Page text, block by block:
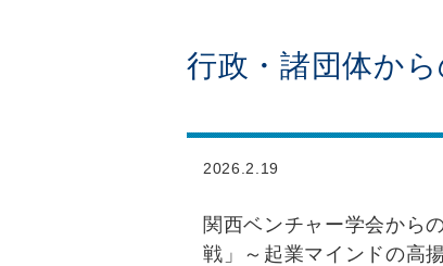
行政・諸団体か
2026.2.19
関西ベンチャー学会から
戦」～起業マインドの高